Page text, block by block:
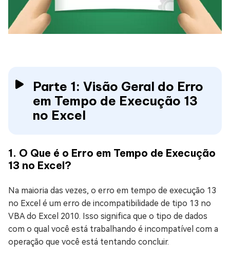
Parte 1: Visão Geral do Erro
em Tempo de Execução 13
no Excel
1. O Que é o Erro em Tempo de Execução
13 no Excel?
Na maioria das vezes, o erro em tempo de execução 13
no Excel é um erro de incompatibilidade de tipo 13 no
VBA do Excel 2010. Isso significa que o tipo de dados
com o qual você está trabalhando é incompatível com a
operação que você está tentando concluir.